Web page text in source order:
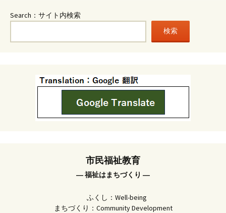
Search：サイト内検索
検索
市民福祉教育
― 福祉はまちづくり ―
ふくし：Well-being
まちづくり：Community Development